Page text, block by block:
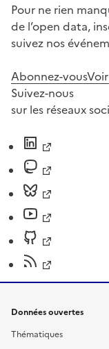
Pour ne rien
de l’open data,
suivez nos
Abonnez-vous
Suivez-nous
sur les réseaux
Données ouvertes
Thématiques